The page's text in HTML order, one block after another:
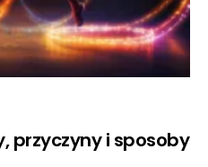
przyczyny i sposoby